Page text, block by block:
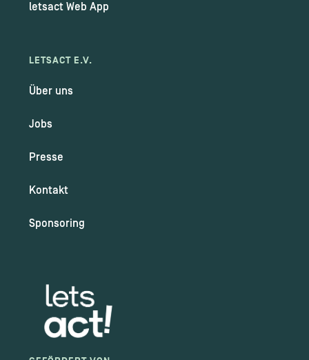
letsact Web App
LETSACT E.V.
Über uns
Jobs
Presse
Kontakt
Sponsoring